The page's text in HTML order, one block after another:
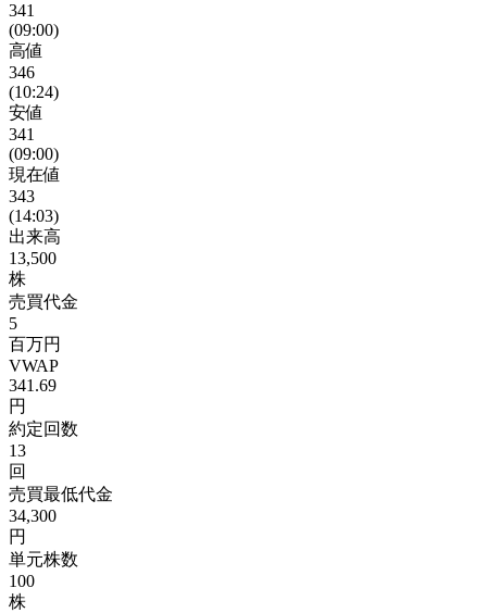
341
(09:00)
高値
346
(10:24)
安値
341
(09:00)
現在値
343
(14:03)
出来高
13,500
株
売買代金
5
百万円
VWAP
341.69
円
約定回数
13
回
売買最低代金
34,300
円
単元株数
100
株